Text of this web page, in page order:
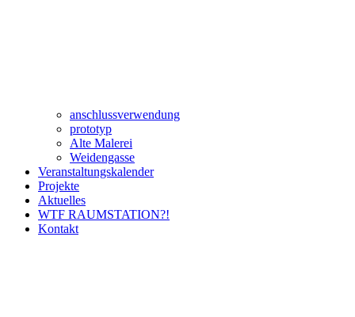
anschlussverwendung
prototyp
Alte Malerei
Weidengasse
Veranstaltungskalender
Projekte
Aktuelles
WTF RAUMSTATION?!
Kontakt